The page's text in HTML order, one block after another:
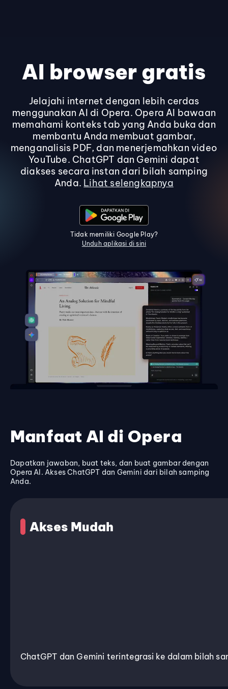
AI browser gratis
Jelajahi internet dengan lebih cerdas
menggunakan AI di Opera. Opera AI bawaan
memahami konteks tab yang Anda buka dan
membantu Anda membuat gambar,
menganalisis PDF, dan menerjemahkan video
YouTube. ChatGPT dan Gemini dapat
diakses secara instan dari bilah samping
Anda. Lihat selengkapnya
Tidak memiliki Google Play?
Unduh aplikasi di sini
Manfaat AI di Opera
Dapatkan jawaban, buat teks, dan buat gambar dengan
Opera AI. Akses ChatGPT dan Gemini dari bilah samping
Anda.
Akses Mudah
ChatGPT dan Gemini terintegrasi ke dalam bilah